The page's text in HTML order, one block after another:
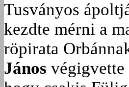
Tusványos
kezdte mérni a
röpirata
János